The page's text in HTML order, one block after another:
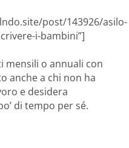
post/143926/asilo-
i-bambini”]
mensili o annuali con
anche a chi non ha
e desidera
di tempo per sé.